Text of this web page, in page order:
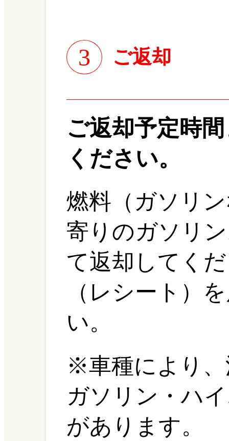
3 ご返却
ご返却予定時
ください。
燃料（ガソリ
寄りのガソリ
て返却してく
（レシート）
い。
※車種により
ガソリン・ハ
があります。